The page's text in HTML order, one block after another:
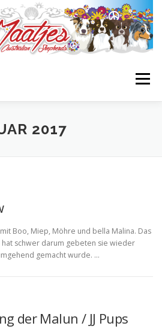
Menü
BLOG GIRLS
2017
Boo, Miep, Möhre und bella Malina. Das
schwer darum gebeten sie wieder
gemacht wurde. …
der Malun / JJ Pups